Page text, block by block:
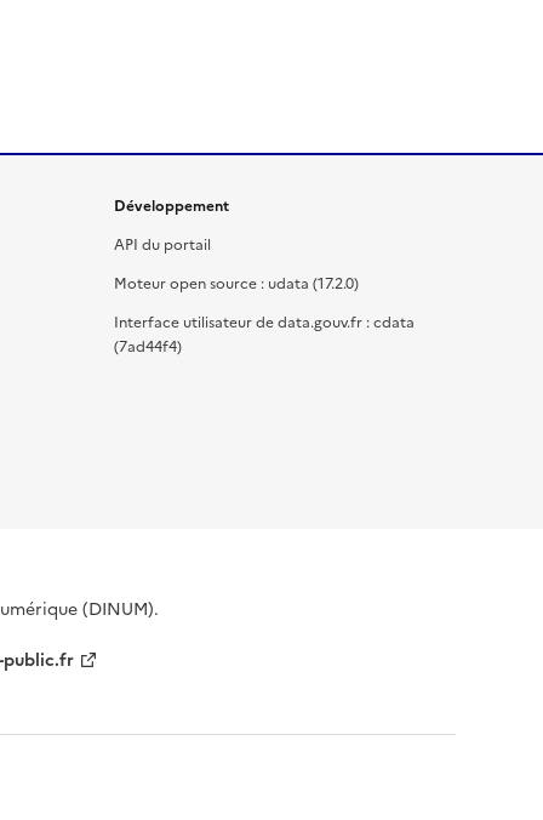
Développement
API du portail
Moteur open source : udata (17.2.0)
Interface utilisateur de data.gouv.fr : cdata
(7ad44f4)
(DINUM).
public.fr